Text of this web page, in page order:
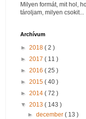
Milyen formát, mit hol,
tároljam, milyen csokit...
Archívum
► 2018 ( 2 )
► 2017 ( 11 )
► 2016 ( 25 )
► 2015 ( 40 )
► 2014 ( 72 )
▼ 2013 ( 143 )
►december( 13 )